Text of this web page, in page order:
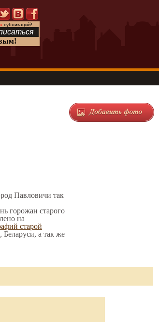
публикаций!
Павловичи так
горожан старого
на
старой
Беларуси, а так же